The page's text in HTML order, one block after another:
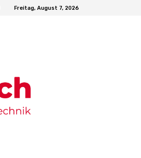
Freitag, August 7, 2026